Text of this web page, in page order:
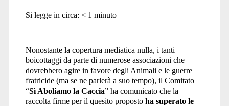
per
referendum</span>
Si legge in circa: < 1 minuto
Nonostante la copertura mediatica nulla, i tanti
boicottaggi da parte di numerose associazioni che
dovrebbero agire in favore degli Animali e le guerre
fratricide (ma se ne parlerà a suo tempo), il Comitato
“Sì Aboliamo la Caccia” ha comunicato che la
raccolta firme per il quesito proposto ha superato le